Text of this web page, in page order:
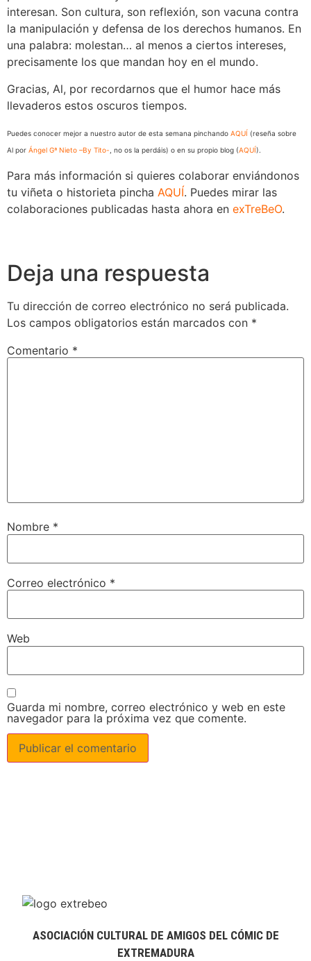
interesan. Son cultura, son reflexión, son vacuna contra
la manipulación y defensa de los derechos humanos. En
una palabra: molestan… al menos a ciertos intereses,
precisamente los que mandan hoy en el mundo.
Gracias, Al, por recordarnos que el humor hace más
llevaderos estos oscuros tiempos.
Puedes conocer mejor a nuestro autor de esta semana pinchando AQUÍ (reseña sobre
Al por Ángel Gª Nieto –By Tito- , no os la perdáis) o en su propio blog (AQUÍ).
Para más información si quieres colaborar enviándonos
tu viñeta o historieta pincha AQUÍ. Puedes mirar las
colaboraciones publicadas hasta ahora en exTreBeO.
Deja una respuesta
Tu dirección de correo electrónico no será publicada.
Los campos obligatorios están marcados con *
Comentario *
Nombre *
Correo electrónico *
Web
Guarda mi nombre, correo electrónico y web en este
navegador para la próxima vez que comente.
ASOCIACIÓN CULTURAL DE AMIGOS DEL CÓMIC DE
EXTREMADURA